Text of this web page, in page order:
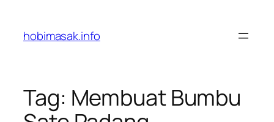
content
hobimasak.info
Tag: Membuat Bumbu